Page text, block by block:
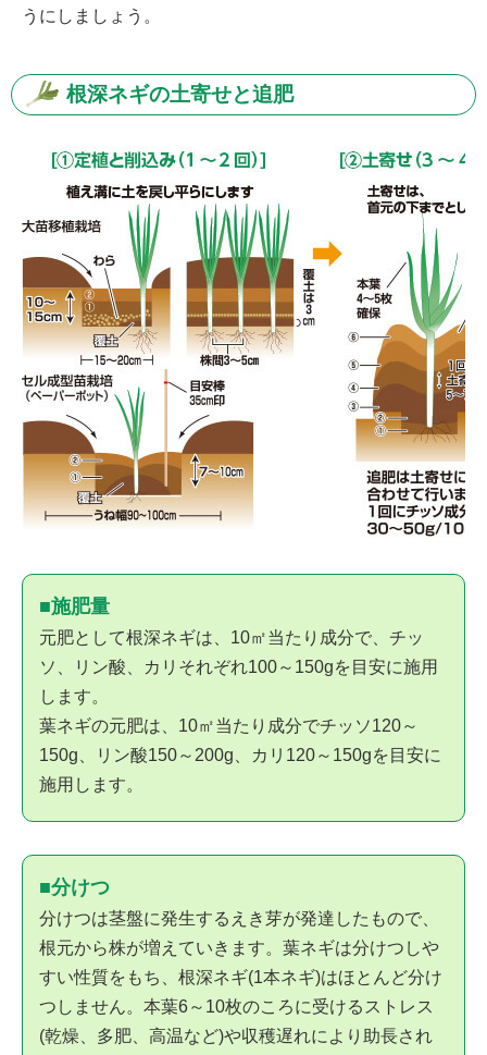
うにしましょう。
根深ネギの土寄せと追肥
■施肥量
元肥として根深ネギは、10㎡当たり成分で、チッ
ソ、リン酸、カリそれぞれ100～150gを目安に施用
します。
葉ネギの元肥は、10㎡当たり成分でチッソ120～
150g、リン酸150～200g、カリ120～150gを目安に
施用します。
■分けつ
分けつは茎盤に発生するえき芽が発達したもので、
根元から株が増えていきます。葉ネギは分けつしや
すい性質をもち、根深ネギ(1本ネギ)はほとんど分け
つしません。本葉6～10枚のころに受けるストレス
(乾燥、多肥、高温など)や収穫遅れにより助長され